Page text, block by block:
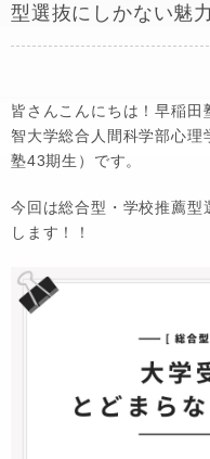
型選抜にしかない魅力
皆さんこんにちは！早稲田
智大学総合人間科学部心理
塾43期生）です。
今回は総合型・学校推薦型
します！！